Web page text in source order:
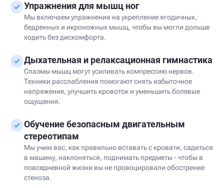
Упражнения для мышц ног
Мы включаем упражнения на укрепление ягодичных,
бедренных и икроножных мышц, чтобы вы могли дольше
ходить без дискомфорта.
Дыхательная и релаксационная гимнастика
Спазмы мышц могут усиливать компрессию нервов.
Техники расслабления помогают снять избыточное
напряжение, улучшить кровоток и уменьшить болевые
ощущения.
Обучение безопасным двигательным
стереотипам
Мы учим вас, как правильно вставать с кровати, садиться
в машину, наклоняться, поднимать предметы - чтобы в
повседневной жизни вы не провоцировали обострение
стеноза.